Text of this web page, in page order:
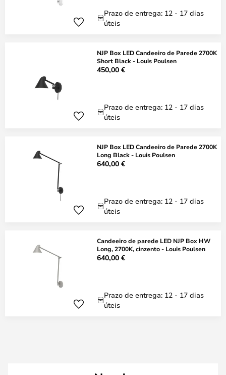
Prazo de entrega: 12 - 17 dias
úteis
NJP Box LED Candeeiro de Parede 2700K
Short Black - Louis Poulsen
450,00 €
Prazo de entrega: 12 - 17 dias
úteis
NJP Box LED Candeeiro de Parede 2700K
Long Black - Louis Poulsen
640,00 €
Prazo de entrega: 12 - 17 dias
úteis
Candeeiro de parede LED NJP Box HW
Long, 2700K, cinzento - Louis Poulsen
640,00 €
Prazo de entrega: 12 - 17 dias
úteis